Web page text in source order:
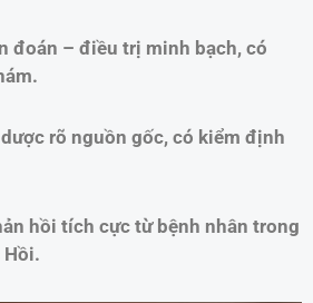
đoán – điều trị minh bạch, có
rõ nguồn gốc, có kiểm định
hồi tích cực từ bệnh nhân trong
Hồi.